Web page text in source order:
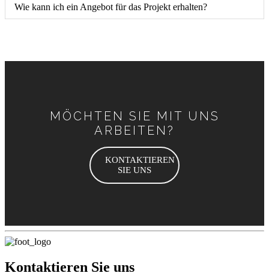
Wie kann ich ein Angebot für das Projekt erhalten?
MÖCHTEN SIE MIT UNS
ARBEITEN?
KONTAKTIEREN
SIE UNS
Kontaktieren Sie uns